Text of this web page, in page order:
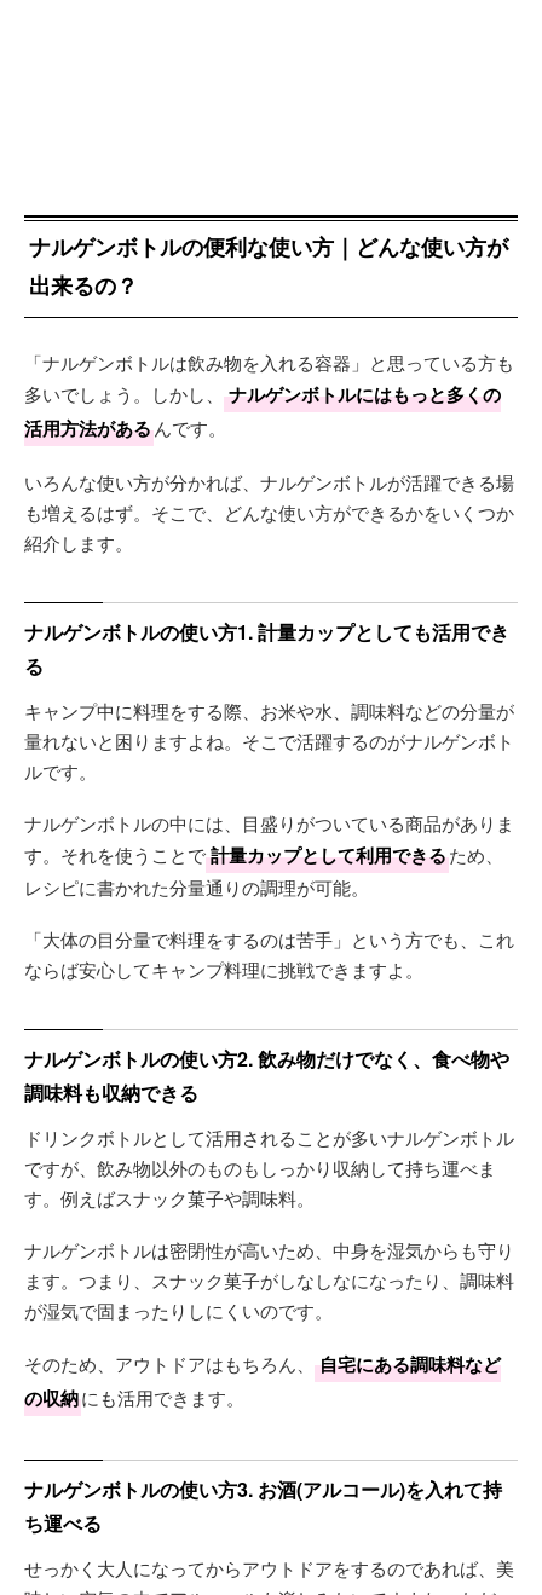
ナルゲンボトルの便利な使い方｜どんな使い方が
出来るの？
「ナルゲンボトルは飲み物を入れる容器」と思っている方も
多いでしょう。しかし、
ナルゲンボトルにはもっと多くの
活用方法があるんです。
いろんな使い方が分かれば、ナルゲンボトルが活躍できる場
も増えるはず。そこで、どんな使い方ができるかをいくつか
紹介します。
ナルゲンボトルの使い方1. 計量カップとしても活用でき
る
キャンプ中に料理をする際、お米や水、調味料などの分量が
量れないと困りますよね。そこで活躍するのがナルゲンボト
ルです。
ナルゲンボトルの中には、目盛りがついている商品がありま
す。それを使うことで計量カップとして利用できるため、
レシピに書かれた分量通りの調理が可能。
「大体の目分量で料理をするのは苦手」という方でも、これ
ならば安心してキャンプ料理に挑戦できますよ。
ナルゲンボトルの使い方2. 飲み物だけでなく、食べ物や
調味料も収納できる
ドリンクボトルとして活用されることが多いナルゲンボトル
ですが、飲み物以外のものもしっかり収納して持ち運べま
す。例えばスナック菓子や調味料。
ナルゲンボトルは密閉性が高いため、中身を湿気からも守り
ます。つまり、スナック菓子がしなしなになったり、調味料
が湿気で固まったりしにくいのです。
そのため、アウトドアはもちろん、
自宅にある調味料など
の収納にも活用できます。
ナルゲンボトルの使い方3. お酒(アルコール)を入れて持
ち運べる
せっかく大人になってからアウトドアをするのであれば、美